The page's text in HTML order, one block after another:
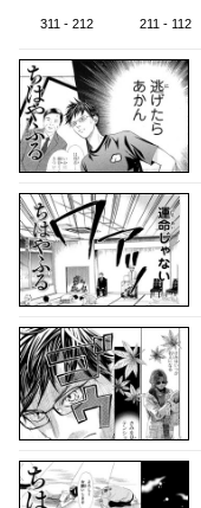
311 - 212 211 - 112